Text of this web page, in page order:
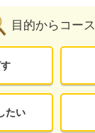
目的からコー
たい